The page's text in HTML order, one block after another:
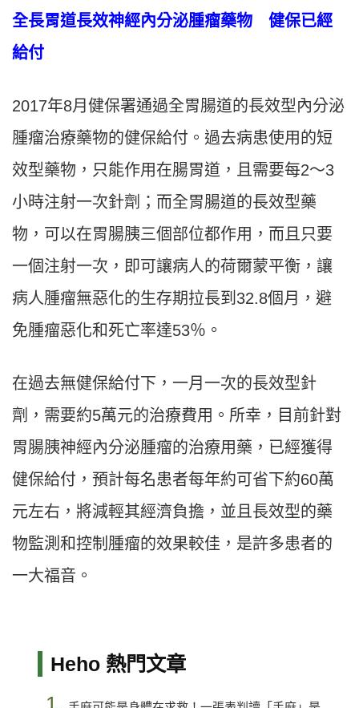
全長胃道長效神經內分泌腫瘤藥物 健保已經
給付
2017年8月健保署通過全胃腸道的長效型內分泌
腫瘤治療藥物的健保給付。過去病患使用的短
效型藥物，只能作用在腸胃道，且需要每2～3
小時注射一次針劑；而全胃腸道的長效型藥
物，可以在胃腸胰三個部位都作用，而且只要
一個注射一次，即可讓病人的荷爾蒙平衡，讓
病人腫瘤無惡化的生存期拉長到32.8個月，避
免腫瘤惡化和死亡率達53％。
在過去無健保給付下，一月一次的長效型針
劑，需要約5萬元的治療費用。所幸，目前針對
胃腸胰神經內分泌腫瘤的治療用藥，已經獲得
健保給付，預計每名患者每年約可省下約60萬
元左右，將減輕其經濟負擔，並且長效型的藥
物監測和控制腫瘤的效果較佳，是許多患者的
一大福音。
Heho 熱門文章